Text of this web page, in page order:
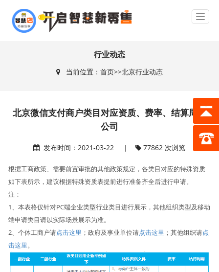
行业动态
当前位置： 首页>>北京行业动态
北京微信支付商户类目对应资质、费率、结算周期
公司
发布时间：2021-03-22 | 77862 次浏览
根据工商政策、需要前置审批的其他政策规定，各类目对应的特殊资质
如下表所示，建议根据特殊资质表提前进行准备齐全后进行申请。
注：
1、本表格仅针对PC端企业类型行业类目进行展示，其他组织类型及移动
端申请类目请以实际场景展示为准。
2、个体工商户请点击这里 ；政府及事业单位请点击这里 ；其他组织请点
击这里。